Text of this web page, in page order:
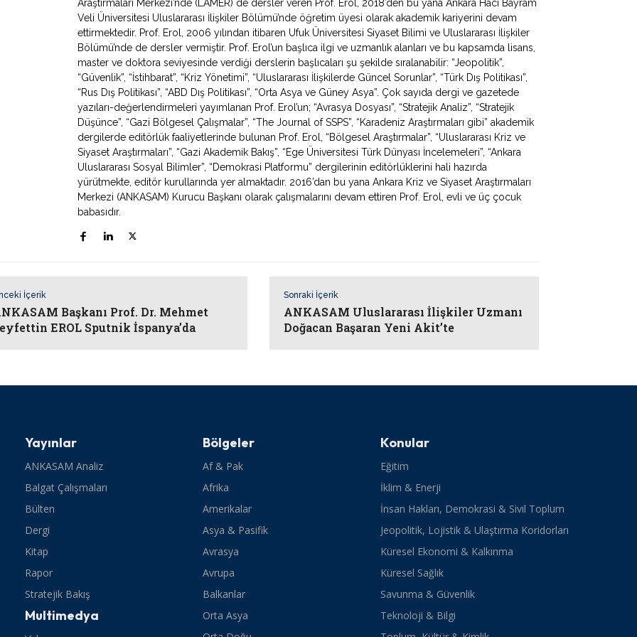
Araştırmaları Merkezi’nde (LAMER) de dersler veren Prof. Erol, 2018’den bu yana Ankara Hacı Bayram
Veli Üniversitesi Uluslararası İlişkiler Bölümü’nde öğretim üyesi olarak akademik kariyerini devam
ettirmektedir. Prof. Erol, 2006 yılından itibaren Ufuk Üniversitesi Siyaset Bilimi ve Uluslararası İlişkiler
Bölümü’nde de dersler vermiştir. Prof. Erol’un başlıca ilgi ve uzmanlık alanları ve bu kapsamda lisans,
master ve doktora seviyesinde verdiği derslerin başlıcaları şu şekilde sıralanabilir: “Jeopolitik”,
“Güvenlik”, “İstihbarat”, “Kriz Yönetimi”, “Uluslararası İlişkilerde Güncel Sorunlar”, “Türk Dış Politikası”,
“Rus Dış Politikası”, “ABD Dış Politikası”, “Orta Asya ve Güney Asya”. Çok sayıda dergi ve gazetede
yazıları-değerlendirmeleri yayımlanan Prof. Erol’un; “Avrasya Dosyası”, “Stratejik Analiz”, “Stratejik
Düşünce”, “Gazi Bölgesel Çalışmalar”, “The Journal of SSPS”, “Karadeniz Araştırmaları gibi” akademik
dergilerde editörlük faaliyetlerinde bulunan Prof. Erol, “Bölgesel Araştırmalar”, “Uluslararası Kriz ve
Siyaset Araştırmaları”, “Gazi Akademik Bakış”, “Ege Üniversitesi Türk Dünyası İncelemeleri”, “Ankara
Uluslararası Sosyal Bilimler”, “Demokrasi Platformu” dergilerinin editörlüklerini hali hazırda
yürütmekte, editör kurullarında yer almaktadır. 2016’dan bu yana Ankara Kriz ve Siyaset Araştırmaları
Merkezi (ANKASAM) Kurucu Başkanı olarak çalışmalarını devam ettiren Prof. Erol, evli ve üç çocuk
babasıdır.
İçerik
Başkanı Prof. Dr. Mehmet
EROL Sputnik İspanya’da
Sonraki İçerik
ANKASAM Uluslararası İlişkiler Uzmanı
Doğacan Başaran Yeni Akit’te
Yayınlar
ANKASAM Analiz
Balgat Çalışmaları
Bülten
Dergi
Kitap
Rapor
Stratejik Bakış
Multimedya
Bölgeler
Af & Pak
Afrika
Amerikalar
Asya & Pasifik
Avrasya
Avrupa
Balkanlar
Orta Asya
Konular
Eğitim
İklim & Enerji
İnsan Hakları, Demokrasi & Sivil Toplum
Jeopolitik, Lojistik & Ulaştırma Koridorları
Küresel Ekonomi & Kalkınma
Küresel Sağlık
Savunma & Güvenlik
Teknoloji & Bilgi